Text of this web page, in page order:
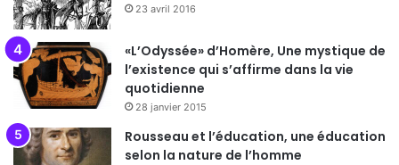
23 avril 2016
«L’Odyssée» d’Homère, Une mystique de
l’existence qui s’affirme dans la vie
quotidienne
28 janvier 2015
Rousseau et l’éducation, une éducation
selon la nature de l’homme